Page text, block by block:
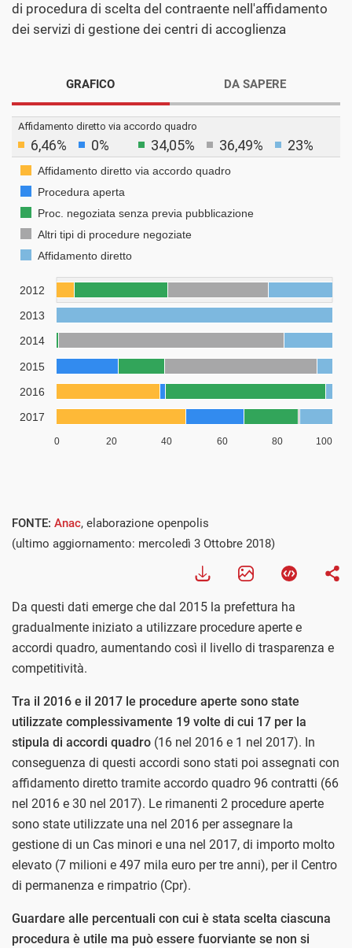
di procedura di scelta del contraente nell'affidamento
dei servizi di gestione dei centri di accoglienza
GRAFICO DA SAPERE
FONTE: Anac, elaborazione openpolis
(ultimo aggiornamento: mercoledì 3 Ottobre 2018)
Da questi dati emerge che dal 2015 la prefettura ha
gradualmente iniziato a utilizzare procedure aperte e
accordi quadro, aumentando così il livello di trasparenza e
competitività.
Tra il 2016 e il 2017 le procedure aperte sono state
utilizzate complessivamente 19 volte di cui 17 per la
stipula di accordi quadro (16 nel 2016 e 1 nel 2017). In
conseguenza di questi accordi sono stati poi assegnati con
affidamento diretto tramite accordo quadro 96 contratti (66
nel 2016 e 30 nel 2017). Le rimanenti 2 procedure aperte
sono state utilizzate una nel 2016 per assegnare la
gestione di un Cas minori e una nel 2017, di importo molto
elevato (7 milioni e 497 mila euro per tre anni), per il Centro
di permanenza e rimpatrio (Cpr).
Guardare alle percentuali con cui è stata scelta ciascuna
procedura è utile ma può essere fuorviante se non si